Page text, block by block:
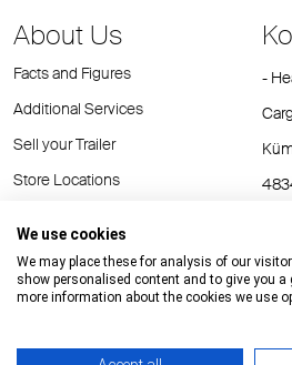
About Us
Facts and Figures
Additional Services
Sell your Trailer
Store Locations
-
E-
We use cookies
We may place these for analysis of our
show personalised content and to give you a
more information about the cookies we use